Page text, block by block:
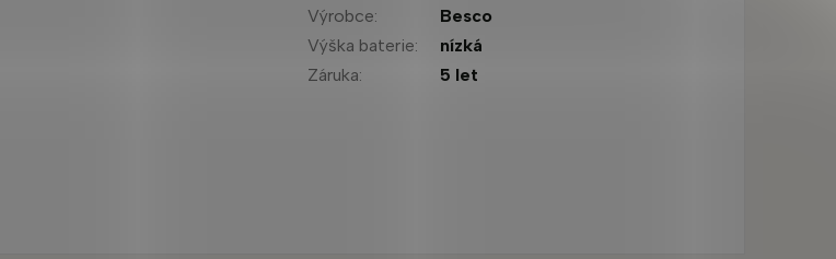
Výrobce:
Besco
Výška baterie:
nízká
Záruka: 5 let